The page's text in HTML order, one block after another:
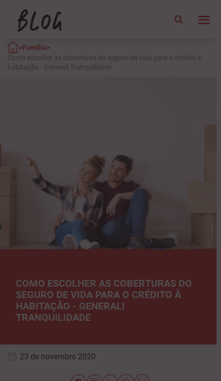
>Família>
Como escolher as coberturas do seguro de vida para o crédito à
habitação - Generali Tranquilidade
COMO ESCOLHER AS COBERTURAS DO
SEGURO DE VIDA PARA O CRÉDITO À
HABITAÇÃO - GENERALI
TRANQUILIDADE
23 de novembro 2020